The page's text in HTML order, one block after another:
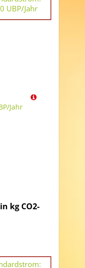
UBP/Jahr
Jahr
kg CO2-